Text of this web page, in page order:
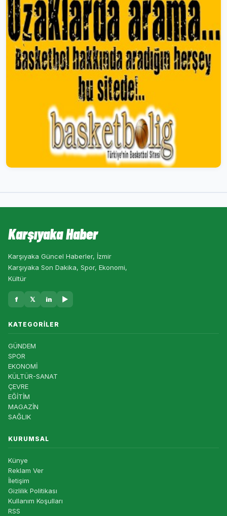
Karşıyaka Haber
Karşıyaka Güncel Haberler, İzmir
Karşıyaka Son Dakika, Spor, Ekonomi,
Kültür
f 𝕏 in ▶
KATEGORILER
GÜNDEM
SPOR
EKONOMİ
KÜLTÜR-SANAT
ÇEVRE
EĞİTİM
MAGAZİN
SAĞLIK
KURUMSAL
Künye
Reklam Ver
İletişim
Gizlilik Politikası
Kullanım Koşulları
RSS